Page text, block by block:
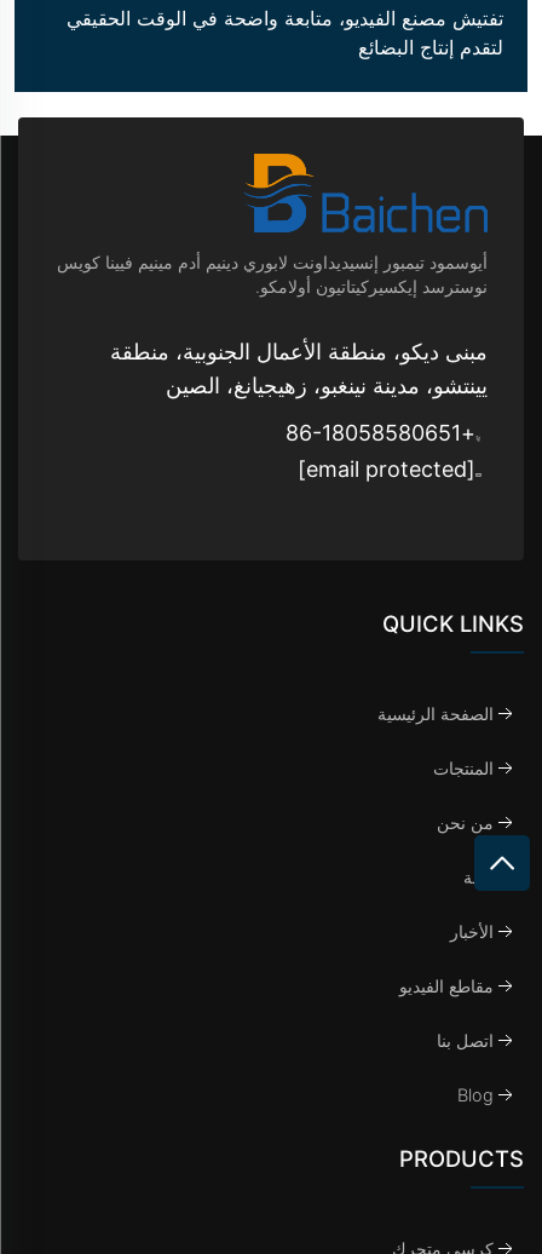
تفتيش مصنع الفيديو، متابعة واضحة في الوقت الحقيقي
لتقدم إنتاج البضائع
أيوسمود تيمبور إنسيديداونت لابوري دينيم أدم مينيم فيينا كويس
نوسترسد إيكسيركيتاتيون أولامكو.
مبنى ديكو، منطقة الأعمال الجنوبية، منطقة
يينتشو، مدينة نينغبو، زهيجيانغ، الصين
+86-18058580651
[email protected]
QUICK LINKS
الصفحة الرئيسية
المنتجات
من نحن
حالة
الأخبار
مقاطع الفيديو
اتصل بنا
Blog
PRODUCTS
كرسي متحرك